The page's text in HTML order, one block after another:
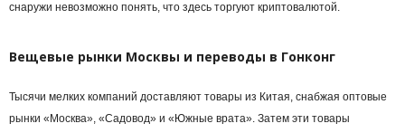
снаружи невозможно понять, что здесь торгуют криптовалютой.
Вещевые рынки Москвы и переводы в Гонконг
Тысячи мелких компаний доставляют товары из Китая, снабжая оптовые
рынки «Москва», «Садовод» и «Южные врата». Затем эти товары